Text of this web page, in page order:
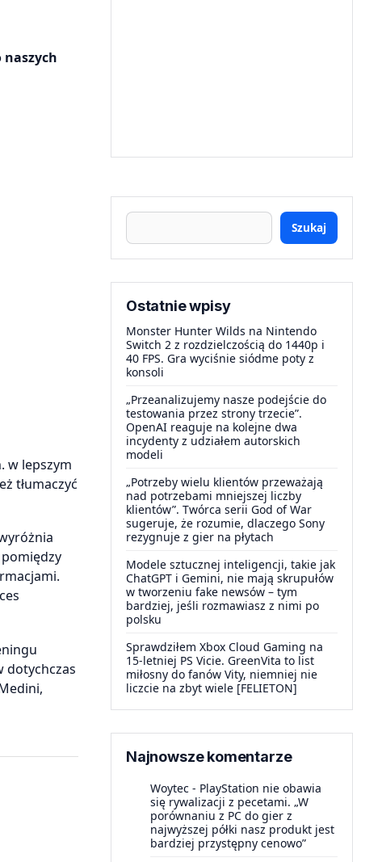
w lepszym
tłumaczyć
dotychczas
Szukaj
Ostatnie wpisy
Monster Hunter Wilds na Nintendo
Switch 2 z rozdzielczością do 1440p i
40 FPS. Gra wyciśnie siódme poty z
konsoli
„Przeanalizujemy nasze podejście do
testowania przez strony trzecie”.
OpenAI reaguje na kolejne dwa
incydenty z udziałem autorskich
modeli
„Potrzeby wielu klientów przeważają
nad potrzebami mniejszej liczby
klientów”. Twórca serii God of War
sugeruje, że rozumie, dlaczego Sony
rezygnuje z gier na płytach
Modele sztucznej inteligencji, takie jak
ChatGPT i Gemini, nie mają skrupułów
w tworzeniu fake newsów – tym
bardziej, jeśli rozmawiasz z nimi po
polsku
Sprawdziłem Xbox Cloud Gaming na
15-letniej PS Vicie. GreenVita to list
miłosny do fanów Vity, niemniej nie
liczcie na zbyt wiele [FELIETON]
Najnowsze komentarze
Woytec - PlayStation nie obawia
się rywalizacji z pecetami. „W
porównaniu z PC do gier z
najwyższej półki nasz produkt jest
bardziej przystępny cenowo”